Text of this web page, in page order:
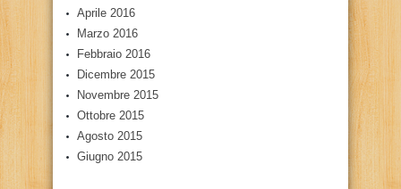
Aprile 2016
Marzo 2016
Febbraio 2016
Dicembre 2015
Novembre 2015
Ottobre 2015
Agosto 2015
Giugno 2015